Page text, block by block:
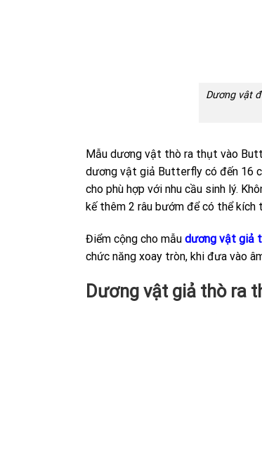
Dương vật
Mẫu dương vật thò ra thụt vào
dương vật giả Butterfly có đến 16
cho phù hợp với nhu cầu sinh lý.
kế thêm 2 râu bướm để có thể kích
Điểm cộng cho mẫu dương vật giả
chức năng xoay tròn, khi đưa vào
Dương vật giả thò ra